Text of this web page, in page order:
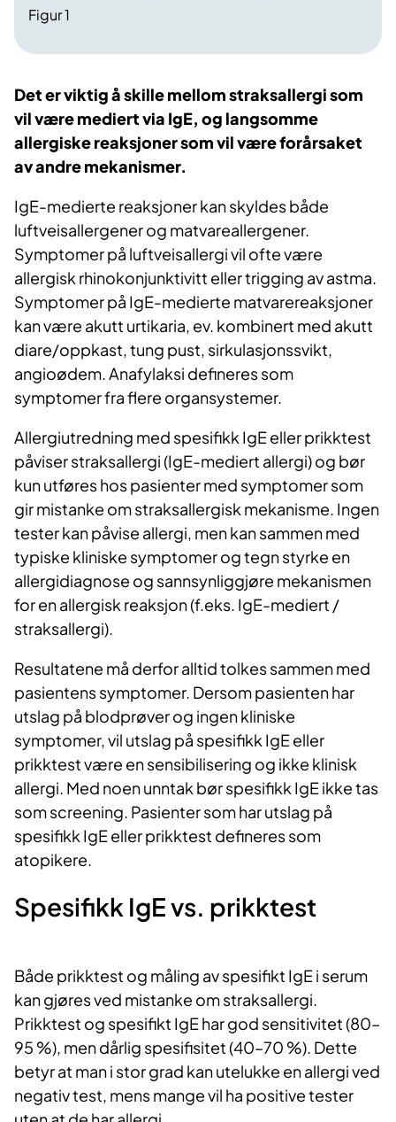
Figur 1
Det er viktig å skille mellom straksallergi som
vil være mediert via IgE, og langsomme
allergiske reaksjoner som vil være forårsaket
av andre mekanismer.
IgE-medierte reaksjoner kan skyldes både
luftveisallergener og matvareallergener.
Symptomer på luftveisallergi vil ofte være
allergisk rhinokonjunktivitt eller trigging av astma.
Symptomer på IgE-medierte matvarereaksjoner
kan være akutt urtikaria, ev. kombinert med akutt
diare/oppkast, tung pust, sirkulasjonssvikt,
angioødem. Anafylaksi defineres som
symptomer fra flere organsystemer.
Allergiutredning med spesifikk IgE eller prikktest
påviser straksallergi (IgE-mediert allergi) og bør
kun utføres hos pasienter med symptomer som
gir mistanke om straksallergisk mekanisme. Ingen
tester kan påvise allergi, men kan sammen med
typiske kliniske symptomer og tegn styrke en
allergidiagnose og sannsynliggjøre mekanismen
for en allergisk reaksjon (f.eks. IgE-mediert /
straksallergi).
Resultatene må derfor alltid tolkes sammen med
pasientens symptomer. Dersom pasienten har
utslag på blodprøver og ingen kliniske
symptomer, vil utslag på spesifikk IgE eller
prikktest være en sensibilisering og ikke klinisk
allergi. Med noen unntak bør spesifikk IgE ikke tas
som screening. Pasienter som har utslag på
spesifikk IgE eller prikktest defineres som
atopikere.
Spesifikk IgE vs. prikktest
Både prikktest og måling av spesifikt IgE i serum
kan gjøres ved mistanke om straksallergi.
Prikktest og spesifikt IgE har god sensitivitet (80–
95 %), men dårlig spesifisitet (40–70 %). Dette
betyr at man i stor grad kan utelukke en allergi ved
negativ test, mens mange vil ha positive tester